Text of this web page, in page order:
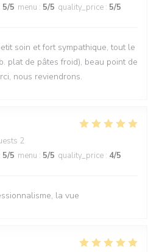
5/5 menu : 5/5 quality_price : 5/5
soin et fort sympathique, tout le
plat de pâtes froid), beau point de
nous reviendrons.
2
5/5 menu : 5/5 quality_price : 4/5
la vue